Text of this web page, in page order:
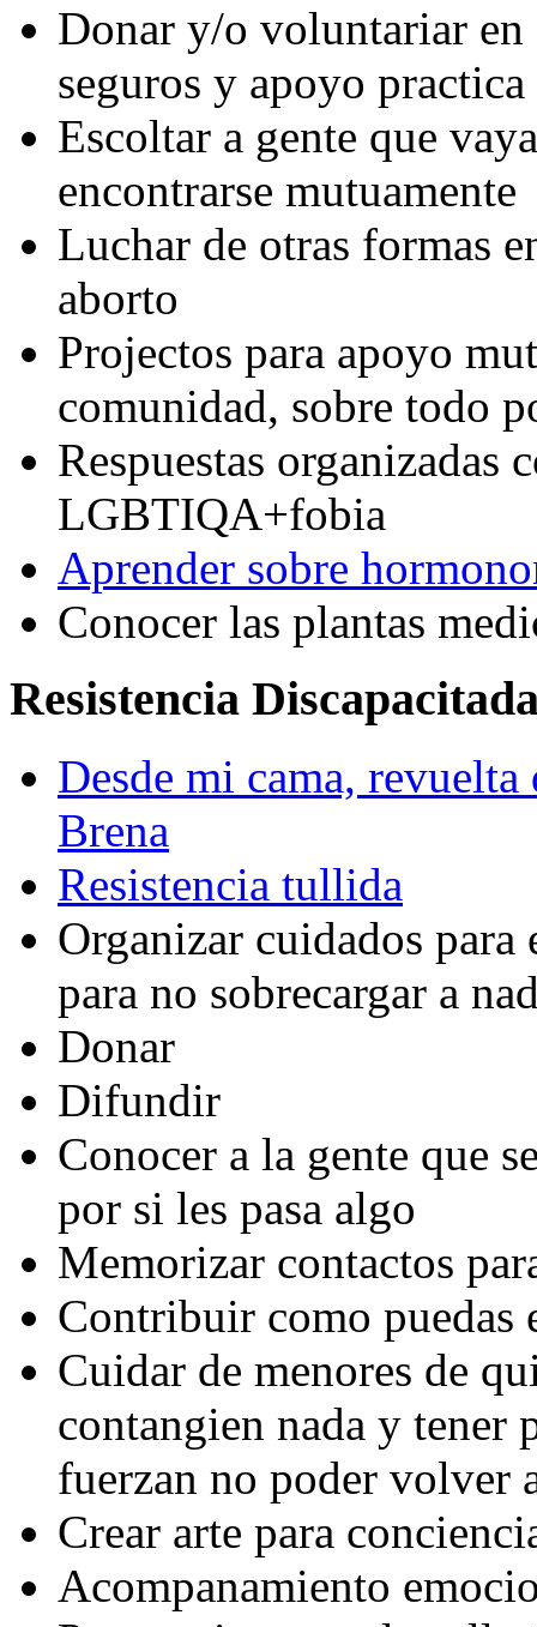
Donar y/o voluntariar en
seguros y apoyo
Escoltar a gente que
encontrarse mutuamente
Luchar de otras formas
aborto
Projectos para apoyo
comunidad, sobre todo
Respuestas organizadas
LGBTIQA+fobia
Aprender sobre
Conocer las plantas
Resistencia
Desde mi cama,
Brena
Resistencia tullida
Organizar cuidados para
para no sobrecargar a
Donar
Difundir
Conocer a la gente que
por si les pasa algo
Memorizar contactos
Contribuir como puedas
Cuidar de menores de
contangien nada y tener
fuerzan no poder volver
Crear arte para
Acompanamiento